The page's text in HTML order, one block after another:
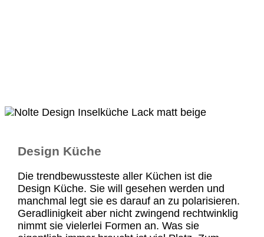
Design Küche
Die trendbewussteste aller Küchen ist die
Design Küche. Sie will gesehen werden und
manchmal legt sie es darauf an zu polarisieren.
Geradlinigkeit aber nicht zwingend rechtwinklig
nimmt sie vielerlei Formen an. Was sie